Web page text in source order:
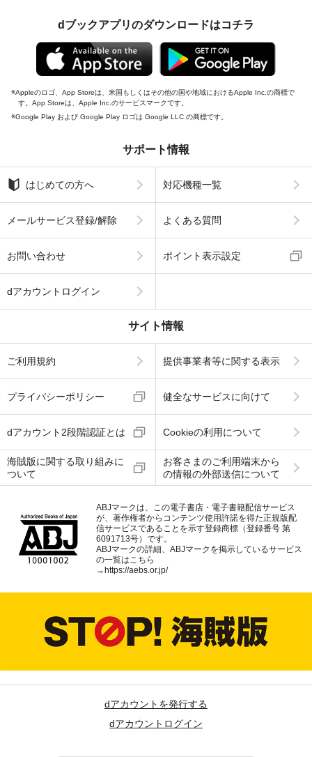
dブックアプリのダウンロードはコチラ
Appleのロゴ、App Storeは、米国もしくはその他の国や地域におけるApple Inc.の商標で
す。App Storeは、Apple Inc.のサービスマークです。
Google Play および Google Play ロゴは Google LLC の商標です。
サポート情報
はじめての方へ 対応機種一覧
メールサービス登録/解除 よくある質問
お問い合わせ ポイント表示設定
dアカウントログイン
サイト情報
ご利用規約 提供事業者等に関する表示
プライバシーポリシー 健全なサービスに向けて
dアカウント2段階認証とは Cookieの利用について
海賊版に関する取り組みに
ついて
お客さまのご利用端末から
の情報の外部送信について
ABJマークは、この電子書店・電子書籍配信サービス
が、著作権者からコンテンツ使用許諾を得た正規版配
信サービスであることを示す登録商標（登録番号 第
6091713号）です。
ABJマークの詳細、ABJマークを掲示しているサービス
の一覧はこちら
→ https://aebs.or.jp/
dアカウントを発行する
dアカウントログイン